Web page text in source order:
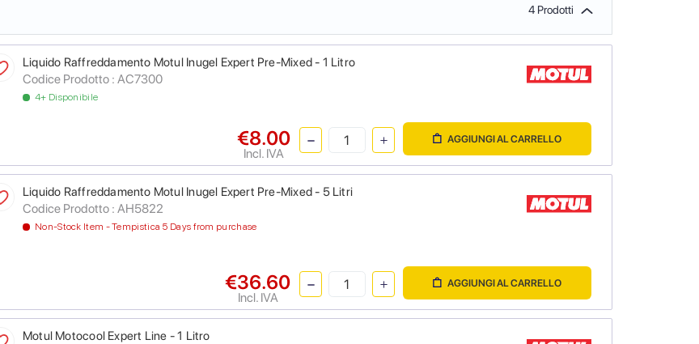
4 Prodotti
Liquido Raffreddamento Motul Inugel Expert Pre-Mixed - 1 Litro
Codice Prodotto : AC7300
4+ Disponibile
€8.00
Incl. IVA
AGGIUNGI AL CARRELLO
Liquido Raffreddamento Motul Inugel Expert Pre-Mixed - 5 Litri
Codice Prodotto : AH5822
Non-Stock Item - Tempistica 5 Days from purchase
€36.60
Incl. IVA
AGGIUNGI AL CARRELLO
Motul Motocool Expert Line - 1 Litro